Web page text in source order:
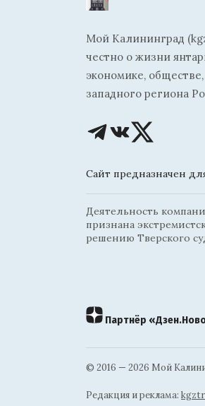
Мой Калининград
честно о жизни
экономике,
западного региона
Сайт предназначен
Деятельность
признана
решению Тверского
Партнёр
© 2016 — 2026 Мой
Редакция и реклама: